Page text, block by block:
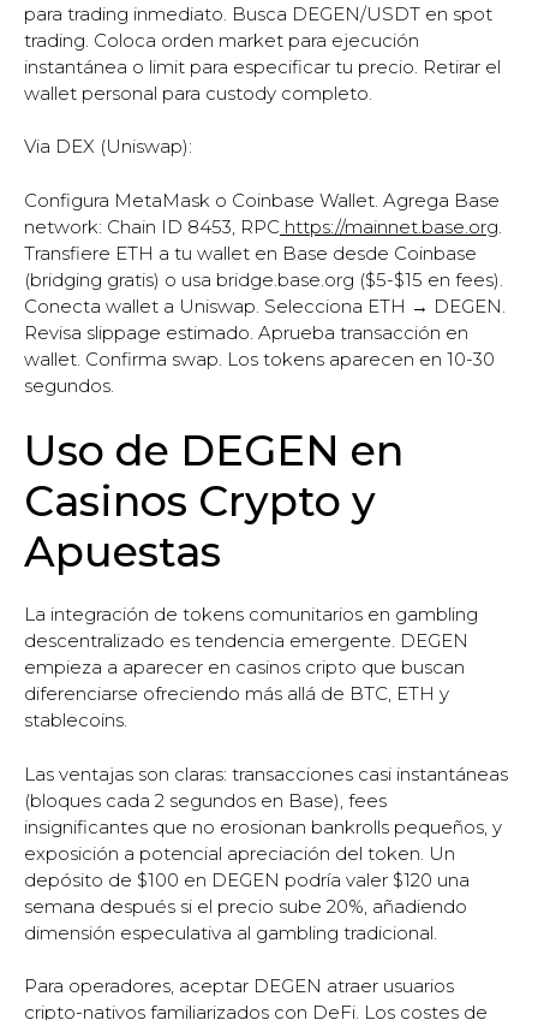
para trading inmediato. Busca DEGEN/USDT en spot
trading. Coloca orden market para ejecución
instantánea o limit para especificar tu precio. Retirar el
wallet personal para custody completo.
Via DEX (Uniswap):
Configura MetaMask o Coinbase Wallet. Agrega Base
network: Chain ID 8453, RPC https://mainnet.base.org
Transfiere ETH a tu wallet en Base desde Coinbase
(bridging gratis) o usa bridge.base.org ($5-$15 en fees).
Conecta wallet a Uniswap. Selecciona ETH → DEGEN.
Revisa slippage estimado. Aprueba transacción en
wallet. Confirma swap. Los tokens aparecen en 10-30
segundos.
Uso de DEGEN en
Casinos Crypto y
Apuestas
La integración de tokens comunitarios en gambling
descentralizado es tendencia emergente. DEGEN
empieza a aparecer en casinos cripto que buscan
diferenciarse ofreciendo más allá de BTC, ETH y
stablecoins.
Las ventajas son claras: transacciones casi instantáneas
(bloques cada 2 segundos en Base), fees
insignificantes que no erosionan bankrolls pequeños, y
exposición a potencial apreciación del token. Un
depósito de $100 en DEGEN podría valer $120 una
semana después si el precio sube 20%, añadiendo
dimensión especulativa al gambling tradicional.
Para operadores, aceptar DEGEN atraer usuarios
cripto-nativos familiarizados con DeFi. Los costes de